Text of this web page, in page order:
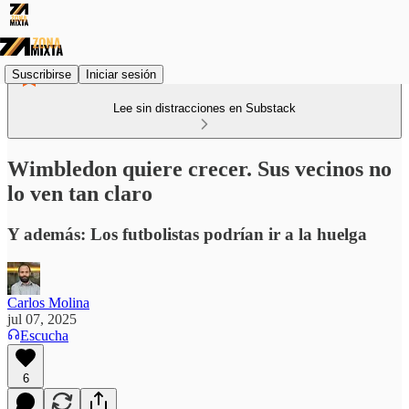
Suscribirse Iniciar sesión
Lee sin distracciones en Substack
Wimbledon quiere crecer. Sus vecinos no
lo ven tan claro
Y además: Los futbolistas podrían ir a la huelga
Carlos Molina
jul 07, 2025
Escucha
6